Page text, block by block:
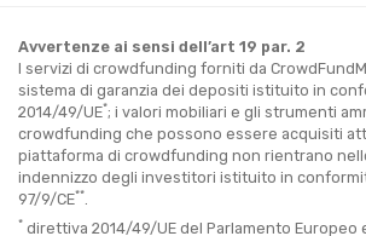
Avvertenze ai sensi dell’art 19 par. 2
I servizi di crowdfunding forniti da
sistema di garanzia dei depositi istituito in
2014/49/UE*; i valori mobiliari e gli strumenti
crowdfunding che possono essere acquisiti
piattaforma di crowdfunding non rientrano
indennizzo degli investitori istituito in
97/9/CE**
* direttiva 2014/49/UE del Parlamento Europeo